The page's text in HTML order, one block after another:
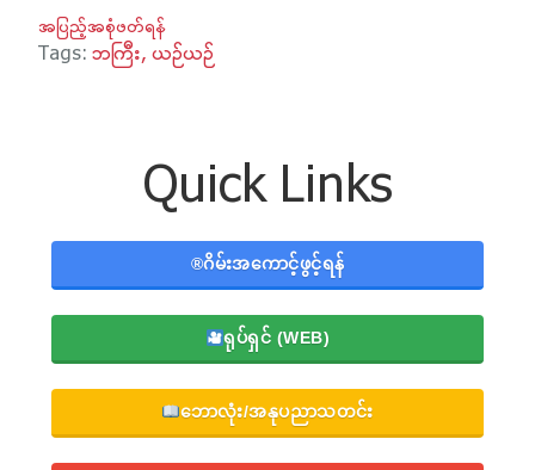
အပြည့်အစုံဖတ်ရန်
Tags:ဘကြီး ယဉ်ယဉ်
Quick Links
®️ဂိမ်းအကောင့်ဖွင့်ရန်
ရုပ်ရှင် (WEB)
ဘောလုံး/အနုပညာသတင်း